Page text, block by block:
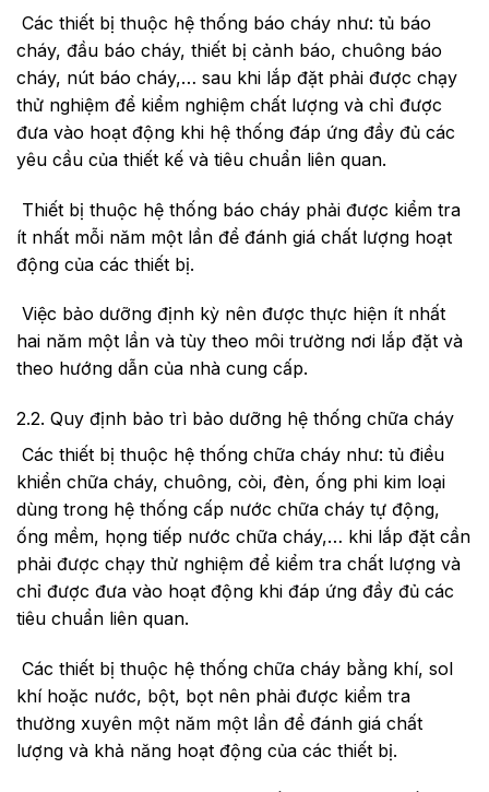
Các thiết bị thuộc hệ thống báo cháy như: tủ báo
cháy, đầu báo cháy, thiết bị cảnh báo, chuông báo
cháy, nút báo cháy,… sau khi lắp đặt phải được chạy
thử nghiệm để kiểm nghiệm chất lượng và chỉ được
đưa vào hoạt động khi hệ thống đáp ứng đầy đủ các
yêu cầu của thiết kế và tiêu chuẩn liên quan.
Thiết bị thuộc hệ thống báo cháy phải được kiểm tra
ít nhất mỗi năm một lần để đánh giá chất lượng hoạt
động của các thiết bị.
Việc bảo dưỡng định kỳ nên được thực hiện ít nhất
hai năm một lần và tùy theo môi trường nơi lắp đặt và
theo hướng dẫn của nhà cung cấp.
2.2. Quy định bảo trì bảo dưỡng hệ thống chữa cháy
Các thiết bị thuộc hệ thống chữa cháy như: tủ điều
khiển chữa cháy, chuông, còi, đèn, ống phi kim loại
dùng trong hệ thống cấp nước chữa cháy tự động,
ống mềm, họng tiếp nước chữa cháy,… khi lắp đặt cần
phải được chạy thử nghiệm để kiểm tra chất lượng và
chỉ được đưa vào hoạt động khi đáp ứng đầy đủ các
tiêu chuẩn liên quan.
Các thiết bị thuộc hệ thống chữa cháy bằng khí, sol
khí hoặc nước, bột, bọt nên phải được kiểm tra
thường xuyên một năm một lần để đánh giá chất
lượng và khả năng hoạt động của các thiết bị.